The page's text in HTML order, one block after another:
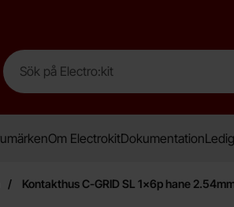
Sök
Sök på Electro:kit
Om ElectrokitDokumentation
Kontakthus C-GRID SL 1x6p hane